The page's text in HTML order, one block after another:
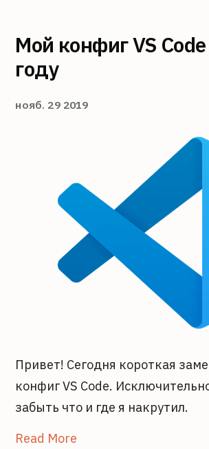
Мой конфиг VS
году
нояб. 29 2019
Привет! Сегодня короткая
конфиг VS Code.
забыть что и где я накрутил.
Read More